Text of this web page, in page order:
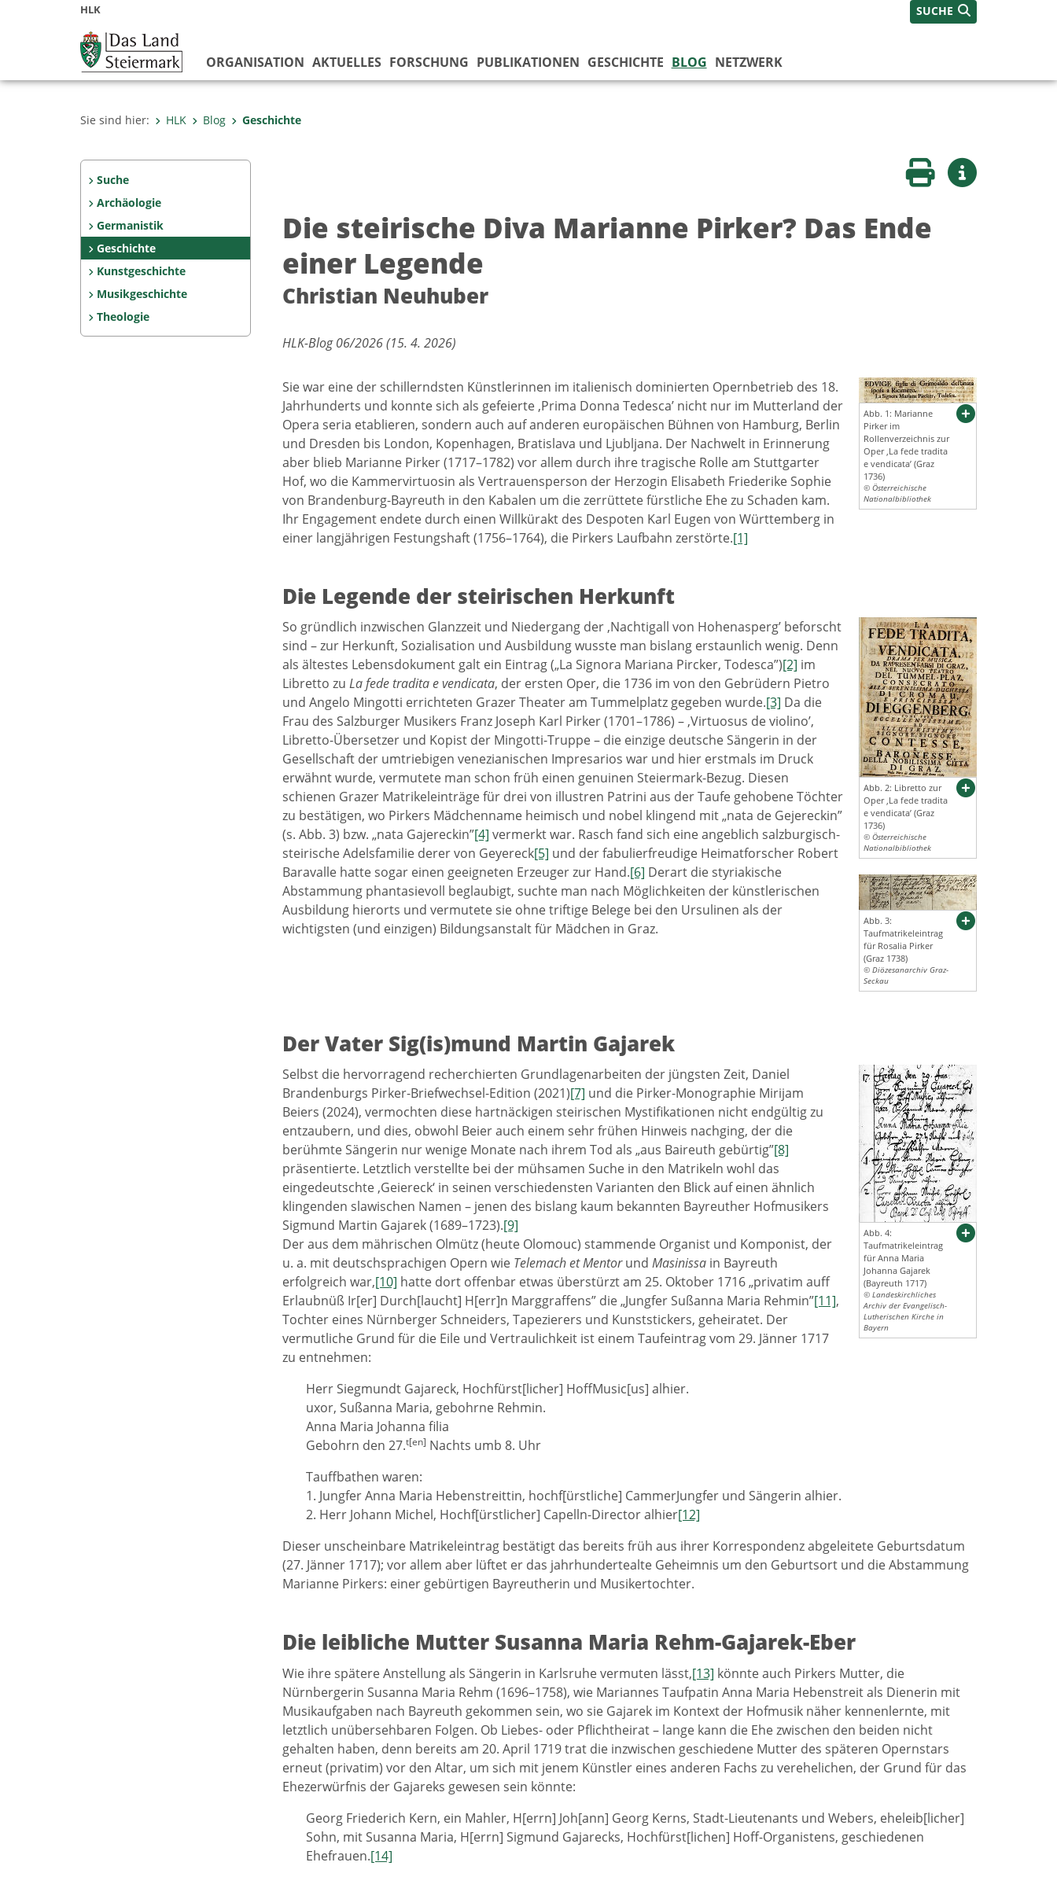
HLK SUCHE
ORGANISATION AKTUELLES FORSCHUNG PUBLIKATIONEN GESCHICHTE BLOG NETZWERK
Sie sind hier: HLK Blog Geschichte
Suche
Archäologie
Germanistik
Geschichte
Kunstgeschichte
Musikgeschichte
Theologie
Seite druckenWeitere Infos
Die steirische Diva Marianne Pirker? Das Ende
einer Legende
Christian Neuhuber
HLK-Blog 06/2026 (15. 4. 2026)
Abb. 1: Marianne
Pirker im
Rollenverzeichnis zur
Oper ‚La fede tradita
e vendicata’ (Graz
1736)
© Österreichische
Nationalbibliothek
Sie war eine der schillerndsten Künstlerinnen im italienisch dominierten Opernbetrieb des 18.
Jahrhunderts und konnte sich als gefeierte ‚Prima Donna Tedesca’ nicht nur im Mutterland der
Opera seria etablieren, sondern auch auf anderen europäischen Bühnen von Hamburg, Berlin
und Dresden bis London, Kopenhagen, Bratislava und Ljubljana. Der Nachwelt in Erinnerung
aber blieb Marianne Pirker (1717–1782) vor allem durch ihre tragische Rolle am Stuttgarter
Hof, wo die Kammervirtuosin als Vertrauensperson der Herzogin Elisabeth Friederike Sophie
von Brandenburg-Bayreuth in den Kabalen um die zerrüttete fürstliche Ehe zu Schaden kam.
Ihr Engagement endete durch einen Willkürakt des Despoten Karl Eugen von Württemberg in
einer langjährigen Festungshaft (1756–1764), die Pirkers Laufbahn zerstörte.[1]
Die Legende der steirischen Herkunft
Abb. 2: Libretto zur
Oper ‚La fede tradita
e vendicata’ (Graz
1736)
© Österreichische
Nationalbibliothek
Abb. 3:
Taufmatrikeleintrag
für Rosalia Pirker
(Graz 1738)
© Diözesanarchiv Graz-
Seckau
So gründlich inzwischen Glanzzeit und Niedergang der ‚Nachtigall von Hohenasperg’ beforscht
sind – zur Herkunft, Sozialisation und Ausbildung wusste man bislang erstaunlich wenig. Denn
als ältestes Lebensdokument galt ein Eintrag („La Signora Mariana Pircker, Todesca”)[2] im
Libretto zu La fede tradita e vendicata, der ersten Oper, die 1736 im von den Gebrüdern Pietro
und Angelo Mingotti errichteten Grazer Theater am Tummelplatz gegeben wurde.[3] Da die
Frau des Salzburger Musikers Franz Joseph Karl Pirker (1701–1786) – ‚Virtuosus de violino’,
Libretto-Übersetzer und Kopist der Mingotti-Truppe – die einzige deutsche Sängerin in der
Gesellschaft der umtriebigen venezianischen Impresarios war und hier erstmals im Druck
erwähnt wurde, vermutete man schon früh einen genuinen Steiermark-Bezug. Diesen
schienen Grazer Matrikeleinträge für drei von illustren Patrini aus der Taufe gehobene Töchter
zu bestätigen, wo Pirkers Mädchenname heimisch und nobel klingend mit „nata de Gejereckin”
(s. Abb. 3) bzw. „nata Gajereckin”[4] vermerkt war. Rasch fand sich eine angeblich salzburgisch-
steirische Adelsfamilie derer von Geyereck[5] und der fabulierfreudige Heimatforscher Robert
Baravalle hatte sogar einen geeigneten Erzeuger zur Hand.[6] Derart die styriakische
Abstammung phantasievoll beglaubigt, suchte man nach Möglichkeiten der künstlerischen
Ausbildung hierorts und vermutete sie ohne triftige Belege bei den Ursulinen als der
wichtigsten (und einzigen) Bildungsanstalt für Mädchen in Graz.
Der Vater Sig(is)mund Martin Gajarek
Abb. 4:
Taufmatrikeleintrag
für Anna Maria
Johanna Gajarek
(Bayreuth 1717)
© Landeskirchliches
Archiv der Evangelisch-
Lutherischen Kirche in
Bayern
Selbst die hervorragend recherchierten Grundlagenarbeiten der jüngsten Zeit, Daniel
Brandenburgs Pirker-Briefwechsel-Edition (2021)[7] und die Pirker-Monographie Mirijam
Beiers (2024), vermochten diese hartnäckigen steirischen Mystifikationen nicht endgültig zu
entzaubern, und dies, obwohl Beier auch einem sehr frühen Hinweis nachging, der die
berühmte Sängerin nur wenige Monate nach ihrem Tod als „aus Baireuth gebürtig”[8]
präsentierte. Letztlich verstellte bei der mühsamen Suche in den Matrikeln wohl das
eingedeutschte ‚Geiereck‘ in seinen verschiedensten Varianten den Blick auf einen ähnlich
klingenden slawischen Namen – jenen des bislang kaum bekannten Bayreuther Hofmusikers
Sigmund Martin Gajarek (1689–1723).[9]
Der aus dem mährischen Olmütz (heute Olomouc) stammende Organist und Komponist, der
u. a. mit deutschsprachigen Opern wie Telemach et Mentorund Masinissain Bayreuth
erfolgreich war,[10] hatte dort offenbar etwas überstürzt am 25. Oktober 1716 „privatim auff
Erlaubnüß Ir[er] Durch[laucht] H[err]n Marggraffens” die „Jungfer Sußanna Maria Rehmin”[11],
Tochter eines Nürnberger Schneiders, Tapezierers und Kunststickers, geheiratet. Der
vermutliche Grund für die Eile und Vertraulichkeit ist einem Taufeintrag vom 29. Jänner 1717
zu entnehmen:
Herr Siegmundt Gajareck, Hochfürst[licher] HoffMusic[us] alhier.
uxor, Sußanna Maria, gebohrne Rehmin.
Anna Maria Johanna filia
Gebohrn den 27.t[en] Nachts umb 8. Uhr
Tauffbathen waren:
1. Jungfer Anna Maria Hebenstreittin, hochf[ürstliche] CammerJungfer und Sängerin alhier.
2. Herr Johann Michel, Hochf[ürstlicher] Capelln-Director alhier[12]
Dieser unscheinbare Matrikeleintrag bestätigt das bereits früh aus ihrer Korrespondenz abgeleitete Geburtsdatum
(27. Jänner 1717); vor allem aber lüftet er das jahrhundertealte Geheimnis um den Geburtsort und die Abstammung
Marianne Pirkers: einer gebürtigen Bayreutherin und Musikertochter.
Die leibliche Mutter Susanna Maria Rehm-Gajarek-Eber
Wie ihre spätere Anstellung als Sängerin in Karlsruhe vermuten lässt,[13] könnte auch Pirkers Mutter, die
Nürnbergerin Susanna Maria Rehm (1696–1758), wie Mariannes Taufpatin Anna Maria Hebenstreit als Dienerin mit
Musikaufgaben nach Bayreuth gekommen sein, wo sie Gajarek im Kontext der Hofmusik näher kennenlernte, mit
letztlich unübersehbaren Folgen. Ob Liebes- oder Pflichtheirat – lange kann die Ehe zwischen den beiden nicht
gehalten haben, denn bereits am 20. April 1719 trat die inzwischen geschiedene Mutter des späteren Opernstars
erneut (privatim) vor den Altar, um sich mit jenem Künstler eines anderen Fachs zu verehelichen, der Grund für das
Ehezerwürfnis der Gajareks gewesen sein könnte:
Georg Friederich Kern, ein Mahler, H[errn] Joh[ann] Georg Kerns, Stadt-Lieutenants und Webers, eheleib[licher]
Sohn, mit Susanna Maria, H[errn] Sigmund Gajarecks, Hochfürst[lichen] Hoff-Organistens, geschiedenen
Ehefrauen.[14]